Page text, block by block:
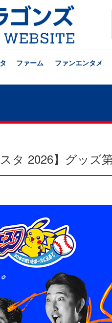
ファーム ファンエンタメ
タ 2026】グッズ